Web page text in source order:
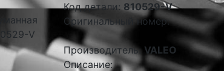
Код детали: 810529-V
Оригинальный номер:
Производитель: VALEO
Описание: